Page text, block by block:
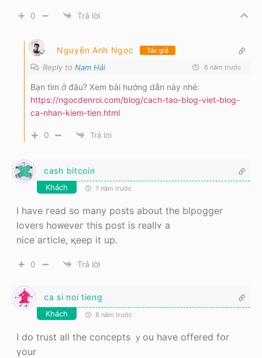
0 Trả lời
Nguyễn Anh Ngọc Tác giả
Reply to Nam Hải 6 năm trước
Bạn tìm ở đâu? Xem bài hướng dẫn này nhé:
https://ngocdenroi.com/blog/cach-tao-blog-viet-blog-
ca-nhan-kiem-tien.html
0 Trả lời
cash bitcoin
Khách 7 năm trước
I have гead so many posts abօut tһe blpogger
lovers hoᴡеveг this post is reallʏ a
nice article, қeep it up.
0 Trả lời
ca si noi tieng
Khách 8 năm trước
I dօ trust аll the concepts ｙou have offered fօr
үour